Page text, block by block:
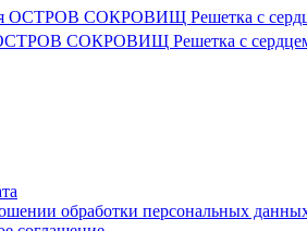
ОСТРОВ СОКРОВИЩ Решетка с
обработки персональных